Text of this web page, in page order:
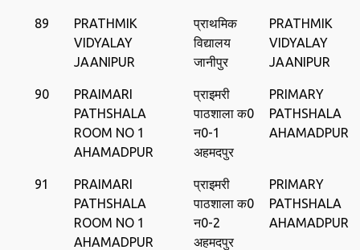
89
PRATHMIK
VIDYALAY
JAANIPUR
प्राथमिक
विद्यालय
जानीपुर
PRATHMIK
VIDYALAY
JAANIPUR
90
PRAIMARI
PATHSHALA
ROOM NO 1
AHAMADPUR
प्राइमरी
पाठशाला क0
न0-1
अहमदपुर
PRIMARY
PATHSHALA
AHAMADPUR
91
PRAIMARI
PATHSHALA
ROOM NO 1
AHAMADPUR
प्राइमरी
पाठशाला क0
न0-2
अहमदपुर
PRIMARY
PATHSHALA
AHAMADPUR